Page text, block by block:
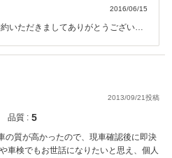
こちらの保証は迷った自分にはぴったり
たと思っています。 ありがとうござい
2016/06/15
いただきましてありがとうございま
アップ地デジ等々新品はもちろん良
にてご提供させていただきます。ま
ち寄りください。 それでは今後とも
。
2013/09/21投稿
品質 : 5
の質が高かったので、現車確認後に即決